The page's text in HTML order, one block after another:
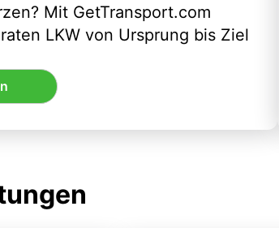
Mit GetTransport.com
LKW von Ursprung bis Ziel